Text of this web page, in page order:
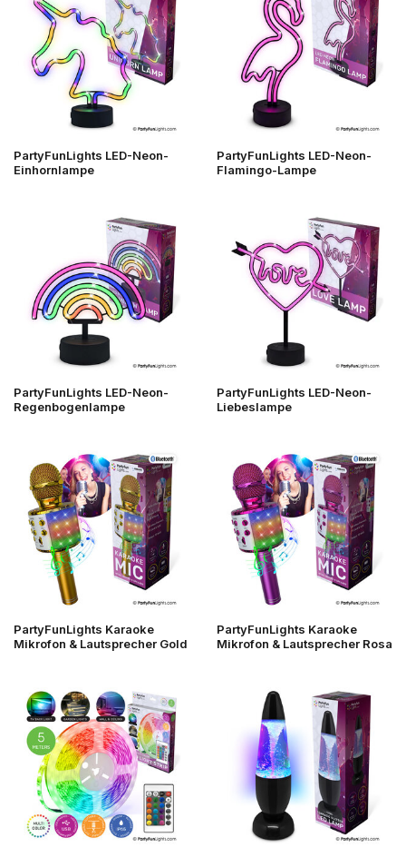
PartyFunLights LED-Neon-
Einhornlampe
PartyFunLights LED-Neon-
Flamingo-Lampe
PartyFunLights LED-Neon-
Regenbogenlampe
PartyFunLights LED-Neon-
Liebeslampe
PartyFunLights Karaoke
Mikrofon & Lautsprecher Gold
PartyFunLights Karaoke
Mikrofon & Lautsprecher Rosa